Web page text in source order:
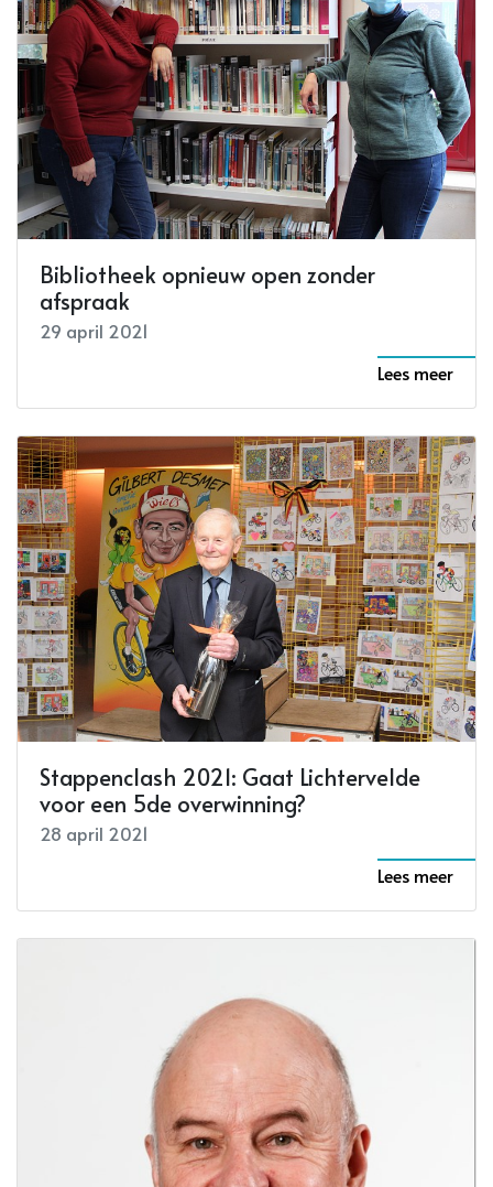
Bibliotheek opnieuw open zonder
afspraak
29 april 2021
Lees meer
Stappenclash 2021: Gaat Lichtervelde
voor een 5de overwinning?
28 april 2021
Lees meer